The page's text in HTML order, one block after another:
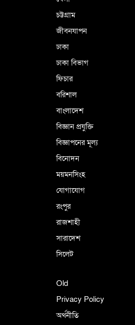
চট্টগ্রাম
জীবনযাপন
ঢাকা
ঢাকা বিভাগ
ফিচার
বরিশাল
বাংলাদেশ
বিজ্ঞান প্রযুক্তি
বিজ্ঞাপনের মূল্য
বিনোদন
ময়মনসিংহ
যোগাযোগ
রংপুর
রাজশাহী
সারাদেশ
সিলেট
Old
Privacy Policy
অর্থনীতি